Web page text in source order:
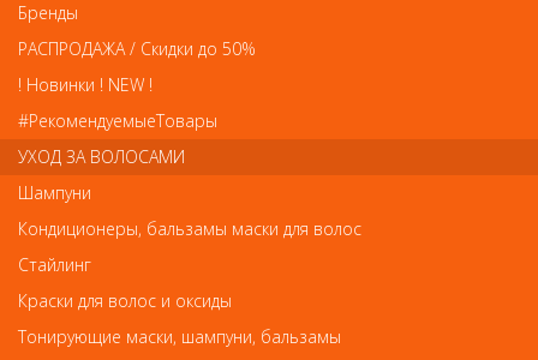
SEO
Деваль Расческа для начеса с пластмассовой вилкой 19см
Деваль Расческа для начеса с пластмассовой
вилкой 19см
Арт.6505
Бренды
РАСПРОДАЖА / Скидки до 50%
! Новинки ! NEW !
#РекомендуемыеТовары
УХОД ЗА ВОЛОСАМИ
Шампуни
Кондиционеры, бальзамы маски для волос
Стайлинг
Краски для волос и оксиды
Тонирующие маски, шампуни, бальзамы